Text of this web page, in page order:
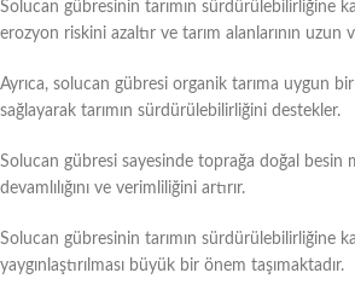
Solucan gübresinin tarımın sürdürülebilirliğine
erozyon riskini azaltır ve tarım alanlarının uzun
Ayrıca, solucan gübresi organik tarıma uygun
sağlayarak tarımın sürdürülebilirliğini destekler.
Solucan gübresi sayesinde toprağa doğal besin
devamlılığını ve verimliliğini artırır.
Solucan gübresinin tarımın sürdürülebilirliğine
yaygınlaştırılması büyük bir önem taşımaktadır.